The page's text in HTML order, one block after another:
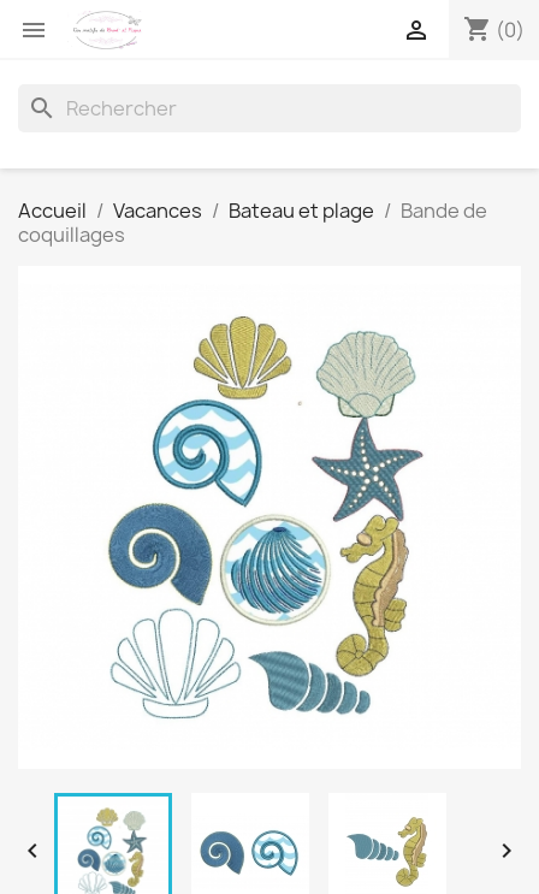
 shopping_cart (0)

search
Accueil Vacances Bateau et plage
Bande de
coquillages
 